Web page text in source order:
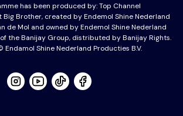
has been produced by:Top Channel
Brother, created by Endemol Shine Nederland
de Mol and owned by Endemol Shine Nederland
the Banijay Group, distributed by Banijay Rights.
Shine Nederland Producties B.V.